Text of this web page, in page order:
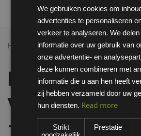
Home >All Products
Emma Ringo veiligheidsschoen
Emma Ringo
- XD
We gebruiken cookies om
advertenties te personaliseren
verkeer te analyseren. We delen
informatie over uw gebruik van
onze advertentie- en
deze kunnen combineren met
informatie die u aan hen heeft
zij hebben verzameld door uw
hun diensten. Read more
Strikt
Prestatie